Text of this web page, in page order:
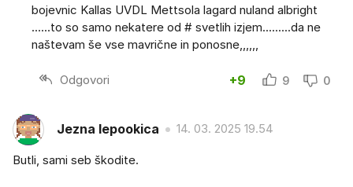
bojevnic Kallas UVDL Mettsola lagard nuland albright
......to so samo nekatere od # svetlih izjem.........da ne
naštevam še vse mavrične in ponosne,,,,,,
Odgovori +9 9 0
Jezna lepookica 14. 03. 2025 19.54
Butli, sami seb škodite.